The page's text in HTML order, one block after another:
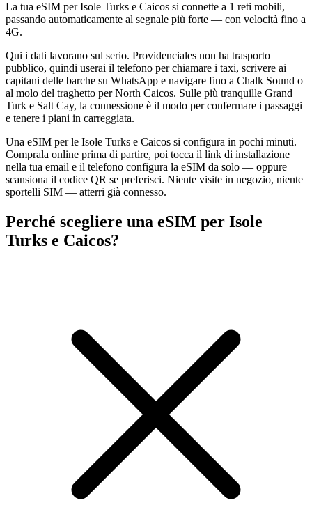
La tua eSIM per Isole Turks e Caicos si connette a 1 reti mobili,
passando automaticamente al segnale più forte — con velocità fino a
4G.
Qui i dati lavorano sul serio. Providenciales non ha trasporto
pubblico, quindi userai il telefono per chiamare i taxi, scrivere ai
capitani delle barche su WhatsApp e navigare fino a Chalk Sound o
al molo del traghetto per North Caicos. Sulle più tranquille Grand
Turk e Salt Cay, la connessione è il modo per confermare i passaggi
e tenere i piani in carreggiata.
Una eSIM per le Isole Turks e Caicos si configura in pochi minuti.
Comprala online prima di partire, poi tocca il link di installazione
nella tua email e il telefono configura la eSIM da solo — oppure
scansiona il codice QR se preferisci. Niente visite in negozio, niente
sportelli SIM — atterri già connesso.
Perché scegliere una eSIM per Isole
Turks e Caicos?